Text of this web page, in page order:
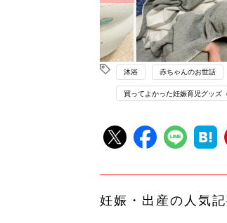
沐浴 赤ちゃんのお世話
買ってよかった妊娠育児グッズ
妊娠・出産の人気